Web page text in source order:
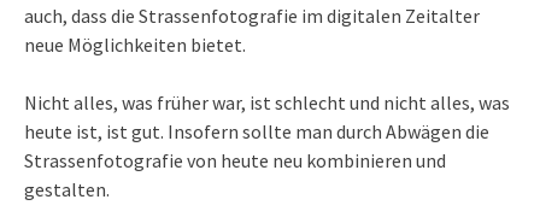
auch, dass die Strassenfotografie im digitalen Zeitalter
neue Möglichkeiten bietet.
Nicht alles, was früher war, ist schlecht und nicht alles, was
heute ist, ist gut. Insofern sollte man durch Abwägen die
Strassenfotografie von heute neu kombinieren und
gestalten.